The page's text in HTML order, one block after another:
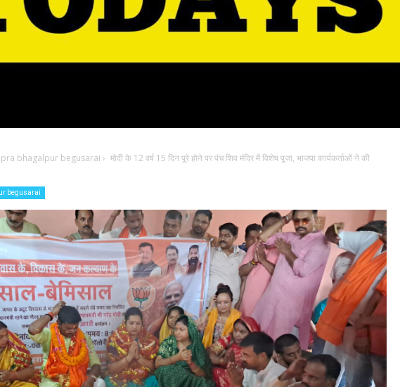
bhagalpur begusarai › मोदी के 12 वर्ष 15 दिन पूरे होने पर पंच शिव मंदिर में विशेष पूजा, भाजपा कार्यकर्ताओं ने की
begusarai